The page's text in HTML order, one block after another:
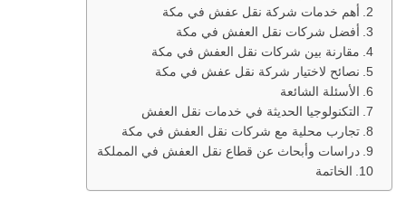
أهم خدمات شركة نقل عفش في مكة
أفضل شركات نقل العفش في مكة
مقارنة بين شركات نقل العفش في مكة
نصائح لاختيار شركة نقل عفش في مكة
الأسئلة الشائعة
التكنولوجيا الحديثة في خدمات نقل العفش
تجارب محلية مع شركات نقل العفش في مكة
دراسات وأبحاث عن قطاع نقل العفش في المملكة
الخاتمة